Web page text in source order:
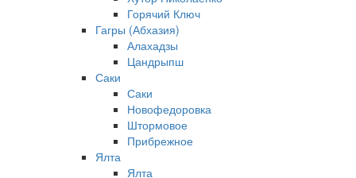
Горячий Ключ
Гагры (Абхазия)
Алахадзы
Цандрыпш
Саки
Саки
Новофедоровка
Штормовое
Прибрежное
Ялта
Ялта